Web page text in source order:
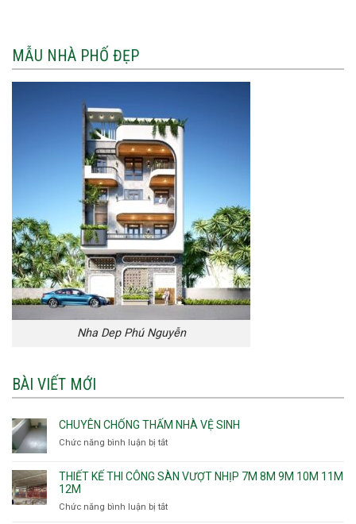
MẪU NHÀ PHỐ ĐẸP
Nha Dep Phú Nguyễn
BÀI VIẾT MỚI
CHUYÊN CHỐNG THẤM NHÀ VỆ SINH
Chức năng bình luận bị tắt
chống
thấm
THIẾT KẾ THI CÔNG SÀN VƯỢT NHỊP 7M 8M 9M 10M 11M
12M
Chức năng bình luận bị tắt